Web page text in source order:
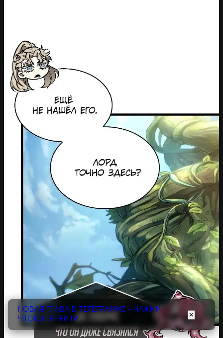
НОВАЯ ГЛАВА В ТЕЛЕГРАММЕ - НАЖМИ
ЧТОБЫ ПЕРЕЙТИ
✕